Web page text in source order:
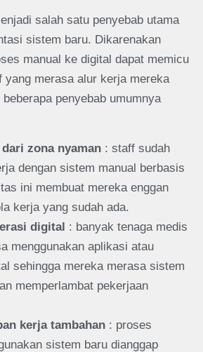
salah satu penyebab utama
sistem baru. Dikarenakan
manual ke digital dapat memicu
yang merasa alur kerja mereka
penyebab umumnya
zona nyaman : staff sudah
dengan sistem manual berbasis
ini membuat mereka enggan
kerja yang sudah ada.
digital : banyak tenaga medis
menggunakan aplikasi atau
sehingga mereka merasa sistem
memperlambat pekerjaan
kerja tambahan : proses
sistem baru dianggap